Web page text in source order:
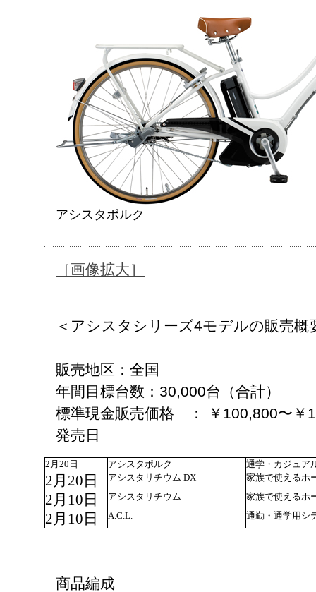
アシスタポルク
［画像拡大］
＜アシスタシリーズ4モデルの販売概
販売地区：全国
年間目標台数：30,000台（合計）
標準現金販売価格 ： ￥100,800〜￥
発売日
2月20日 アシスタポルク 通学・カジュア
2月20日 アシスタリチウム DX 家族で使えるホ
2月10日 アシスタリチウム 家族で使えるホ
2月10日 A.C.L. 通勤・通学用シ
商品編成